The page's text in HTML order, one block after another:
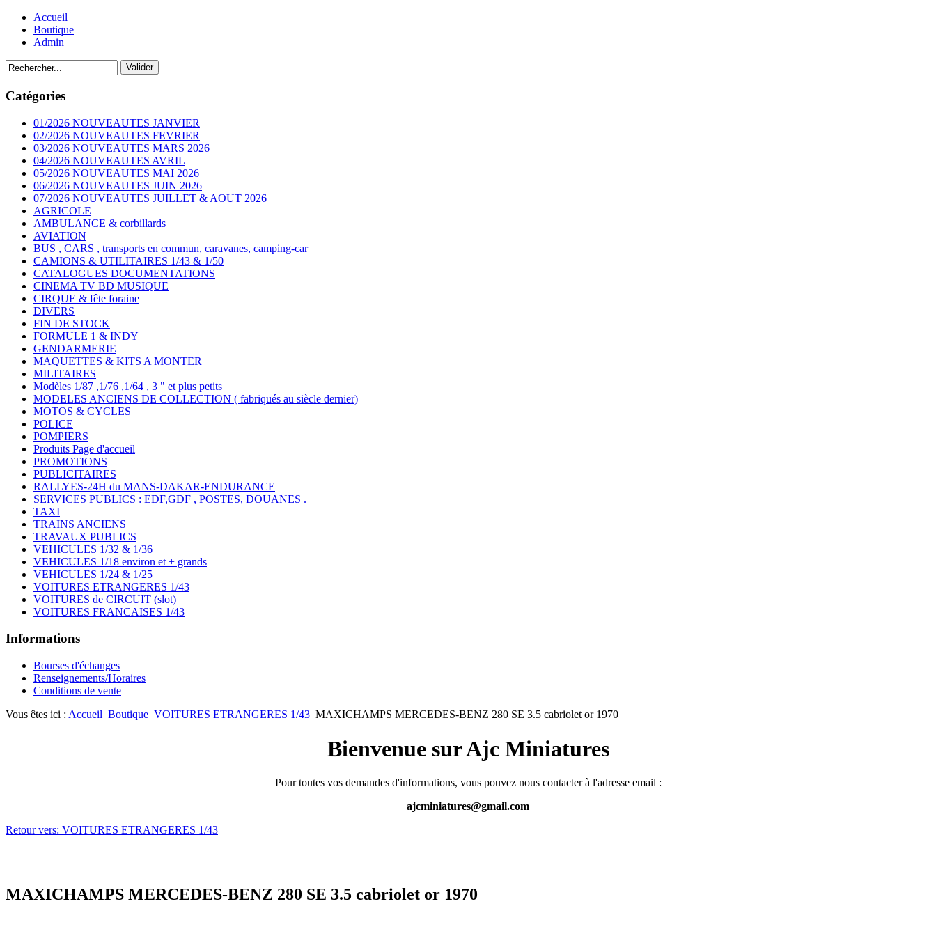
Accueil
Boutique
Admin
Catégories
01/2026 NOUVEAUTES JANVIER
02/2026 NOUVEAUTES FEVRIER
03/2026 NOUVEAUTES MARS 2026
04/2026 NOUVEAUTES AVRIL
05/2026 NOUVEAUTES MAI 2026
06/2026 NOUVEAUTES JUIN 2026
07/2026 NOUVEAUTES JUILLET & AOUT 2026
AGRICOLE
AMBULANCE & corbillards
AVIATION
BUS , CARS , transports en commun, caravanes, camping-car
CAMIONS & UTILITAIRES 1/43 & 1/50
CATALOGUES DOCUMENTATIONS
CINEMA TV BD MUSIQUE
CIRQUE & fête foraine
DIVERS
FIN DE STOCK
FORMULE 1 & INDY
GENDARMERIE
MAQUETTES & KITS A MONTER
MILITAIRES
Modèles 1/87 ,1/76 ,1/64 , 3 " et plus petits
MODELES ANCIENS DE COLLECTION ( fabriqués au siècle dernier)
MOTOS & CYCLES
POLICE
POMPIERS
Produits Page d'accueil
PROMOTIONS
PUBLICITAIRES
RALLYES-24H du MANS-DAKAR-ENDURANCE
SERVICES PUBLICS : EDF,GDF , POSTES, DOUANES .
TAXI
TRAINS ANCIENS
TRAVAUX PUBLICS
VEHICULES 1/32 & 1/36
VEHICULES 1/18 environ et + grands
VEHICULES 1/24 & 1/25
VOITURES ETRANGERES 1/43
VOITURES de CIRCUIT (slot)
VOITURES FRANCAISES 1/43
Informations
Bourses d'échanges
Renseignements/Horaires
Conditions de vente
Vous êtes ici : Accueil Boutique VOITURES ETRANGERES 1/43 MAXICHAMPS MERCEDES-BENZ 280 SE 3.5 cabriolet or 1970
Bienvenue sur Ajc Miniatures
Pour toutes vos demandes d'informations, vous pouvez nous contacter à l'adresse email :
ajcminiatures@gmail.com
Retour vers: VOITURES ETRANGERES 1/43
MAXICHAMPS MERCEDES-BENZ 280 SE 3.5 cabriolet or 1970